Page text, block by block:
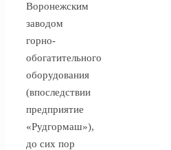
Воронежским
заводом
горно-
обогатительного
оборудования
(впоследствии
предприятие
«Рудгормаш»),
до сих пор